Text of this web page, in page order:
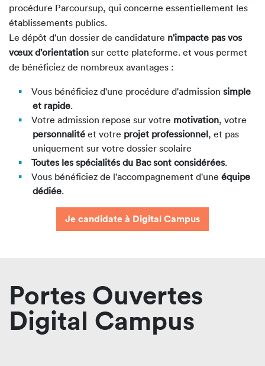
procédure Parcoursup, qui concerne essentiellement les
établissements publics.
Le dépôt d'un dossier de candidature n'impacte pas vos
vœux d'orientation sur cette plateforme. et vous permet
de bénéficiez de nombreux avantages :
Vous bénéficiez d'une procédure d'admission simple
et rapide.
Votre admission repose sur votre motivation, votre
personnalité et votre projet professionnel, et pas
uniquement sur votre dossier scolaire
Toutes les spécialités du Bac sont considérées.
Vous bénéficiez de l'accompagnement d'une équipe
dédiée.
Je candidate à Digital Campus
Portes Ouvertes
Digital Campus